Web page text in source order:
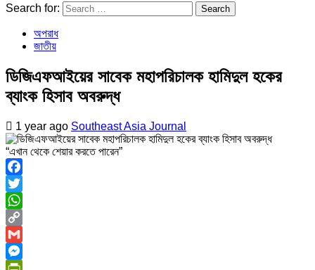
Search for:
অপরাধ
জাতীয়
ডিজিএফআইয়ের সাবেক মহাপরিচালক হামিদুল হকের
ব্যাংক হিসাব অবরুদ্ধ
1 year ago Southeast Asia Journal
“এখান থেকে শেয়ার করতে পারেন”
Facebook
Twitter
WhatsApp
Copy
Link
Gmail
Messenger